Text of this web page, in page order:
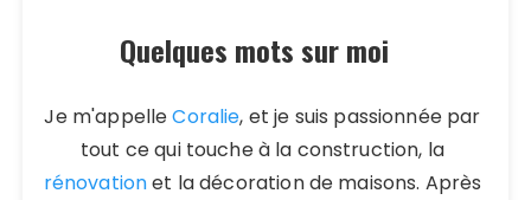
Quelques mots sur moi
Je m'appelleCoralie, et je suis passionnée par
tout ce qui touche à la construction, la
rénovationet la décoration de maisons. Après